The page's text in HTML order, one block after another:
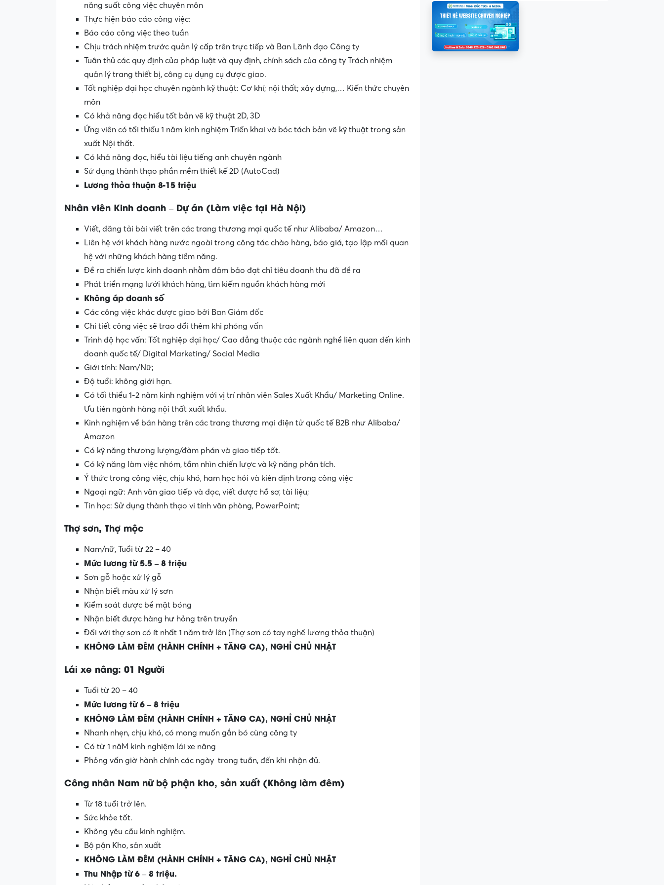
năng suất công việc chuyên môn
Thực hiện báo cáo công việc:
Báo cáo công việc theo tuần
Chịu trách nhiệm trước quản lý cấp trên trực tiếp và Ban Lãnh đạo Công ty
Tuân thủ các quy định của pháp luật và quy định, chính sách của công ty Trách nhiệm
quản lý trang thiết bị, công cụ dụng cụ được giao.
Tốt nghiệp đại học chuyên ngành kỹ thuật: Cơ khí; nội thất; xây dựng,… Kiến thức chuyên
môn
Có khả năng đọc hiểu tốt bản vẽ kỹ thuật 2D, 3D
Ứng viên có tối thiểu 1 năm kinh nghiệm Triển khai và bóc tách bản vẽ kỹ thuật trong sản
xuất Nội thất.
Có khả năng đọc, hiểu tài liệu tiếng anh chuyên ngành
Sử dụng thành thạo phần mềm thiết kế 2D (AutoCad)
Lương thỏa thuận 8-15 triệu
Nhân viên Kinh doanh – Dự án (Làm việc tại Hà Nội)
Viết, đăng tải bài viết trên các trang thương mại quốc tế như Alibaba/ Amazon…
Liên hệ với khách hàng nước ngoài trong công tác chào hàng, báo giá, tạo lập mối quan
hệ với những khách hàng tiềm năng.
Đề ra chiến lược kinh doanh nhằm đảm bảo đạt chỉ tiêu doanh thu đã đề ra
Phát triển mạng lưới khách hàng, tìm kiếm nguồn khách hàng mới
Không áp doanh số
Các công việc khác được giao bởi Ban Giám đốc
Chi tiết công việc sẽ trao đổi thêm khi phỏng vấn
Trình độ học vấn: Tốt nghiệp đại học/ Cao đẳng thuộc các ngành nghề liên quan đến kinh
doanh quốc tế/ Digital Marketing/ Social Media
Giới tính: Nam/Nữ;
Độ tuổi: không giới hạn.
Có tối thiểu 1-2 năm kinh nghiệm với vị trí nhân viên Sales Xuất Khẩu/ Marketing Online.
Ưu tiên ngành hàng nội thất xuất khẩu.
Kinh nghiệm về bán hàng trên các trang thương mại điện tử quốc tế B2B như Alibaba/
Amazon
Có kỹ năng thương lượng/đàm phán và giao tiếp tốt.
Có kỹ năng làm việc nhóm, tầm nhìn chiến lược và kỹ năng phân tích.
Ý thức trong công việc, chịu khó, ham học hỏi và kiên định trong công việc
Ngoại ngữ: Anh văn giao tiếp và đọc, viết được hồ sơ, tài liệu;
Tin học: Sử dụng thành thạo vi tính văn phòng, PowerPoint;
Thợ sơn, Thợ mộc
Nam/nữ, Tuổi từ 22 – 40
Mức lương từ 5.5 – 8 triệu
Sơn gỗ hoặc xử lý gỗ
Nhận biết màu xử lý sơn
Kiểm soát được bề mặt bóng
Nhận biết được hàng hư hỏng trên truyền
Đối với thợ sơn có ít nhất 1 năm trở lên (Thợ sơn có tay nghề lương thỏa thuận)
KHÔNG LÀM ĐÊM (HÀNH CHÍNH + TĂNG CA), NGHỈ CHỦ NHẬT
Lái xe nâng: 01 Người
Tuổi từ 20 – 40
Mức lương từ 6 – 8 triệu
KHÔNG LÀM ĐÊM (HÀNH CHÍNH + TĂNG CA), NGHỈ CHỦ NHẬT
Nhanh nhẹn, chịu khó, có mong muốn gắn bó cùng công ty
Có từ 1 năM kinh nghiệm lái xe nâng
Phỏng vấn giờ hành chính các ngày trong tuần, đến khi nhận đủ.
Công nhân Nam nữ bộ phận kho, sản xuất (Không làm đêm)
Từ 18 tuổi trở lên.
Sức khỏe tốt.
Không yêu cầu kinh nghiệm.
Bộ pận Kho, sản xuất
KHÔNG LÀM ĐÊM (HÀNH CHÍNH + TĂNG CA), NGHỈ CHỦ NHẬT
Thu Nhập từ 6 – 8 triệu.